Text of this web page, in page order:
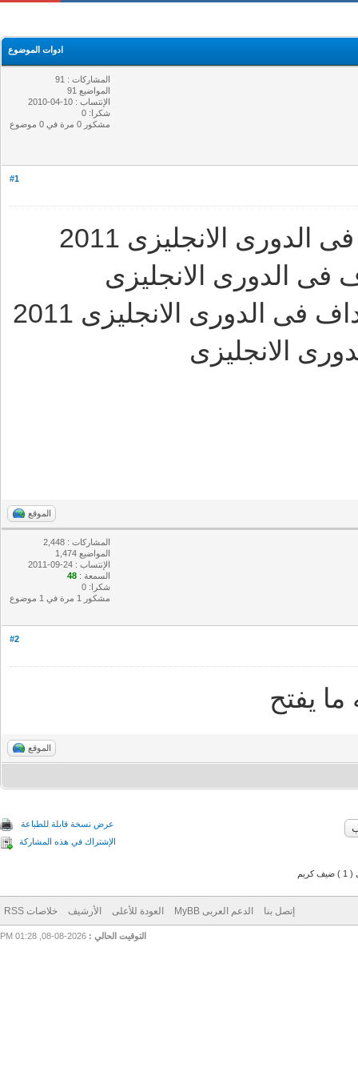
ادوات الموضوع
المشاركات : 91
المواضيع 91
الإنتساب : 10-04-2010
شكرا: 0
مشكور 0 مرة في 0 موضوع
#1
الموقع
المشاركات : 2,448
المواضيع 1,474
الإنتساب : 24-09-2011
السمعة :48
شكرا: 0
مشكور 1 مرة في 1 موضوع
#2
يفتح
الموقع
عرض نسخة قابلة للطباعة
الإشتراك في هذه المشاركة
إتصل بنا الدعم العربى MyBB العودة للأعلى الأرشيف خلاصات RSS
التوقيت الحالي :2026-08-08, 01:28 PM